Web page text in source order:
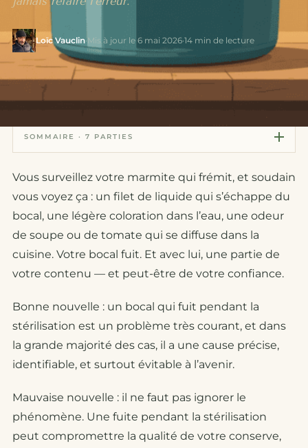
Loïc Vauclin·Mis à jour le 6 mai 2026·14 min de lecture
SOMMAIRE · 7 PARTIES
Vous surveillez votre marmite qui frémit, et soudain
vous voyez ça : un filet de liquide qui s’échappe du
bocal, une légère coloration dans l’eau, une odeur
de soupe ou de tomate qui se diffuse dans la
cuisine. Votre bocal fuit. Et avec lui, une partie de
votre contenu — et peut-être de votre confiance.
Bonne nouvelle : un bocal qui fuit pendant la
stérilisation est un problème très courant, et dans
la grande majorité des cas, il a une cause précise,
identifiable, et surtout évitable à l’avenir.
Mauvaise nouvelle : il ne faut pas ignorer le
phénomène. Une fuite pendant la stérilisation
peut compromettre la qualité de votre conserve,